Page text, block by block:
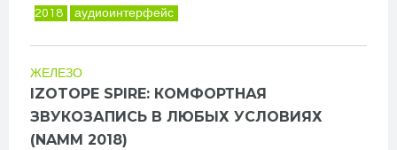
2018
аудиоинтерфейс
ЖЕЛЕЗО
IZOTOPE SPIRE: КОМФОРТНАЯ
ЗВУКОЗАПИСЬ В ЛЮБЫХ УСЛОВИЯХ
(NAMM 2018)